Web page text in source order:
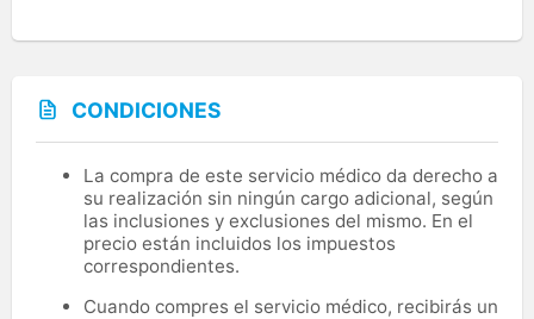
CONDICIONES
La compra de este servicio médico da derecho a
su realización sin ningún cargo adicional, según
las inclusiones y exclusiones del mismo. En el
precio están incluidos los impuestos
correspondientes.
Cuando compres el servicio médico, recibirás un